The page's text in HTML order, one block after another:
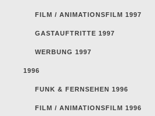
FILM / ANIMATIONSFILM 1997
GASTAUFTRITTE 1997
WERBUNG 1997
1996
FUNK & FERNSEHEN 1996
FILM / ANIMATIONSFILM 1996